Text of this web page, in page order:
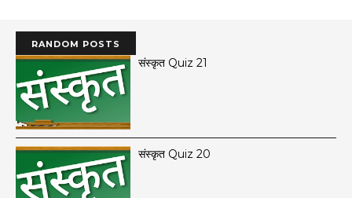
RANDOM POSTS
संस्कृत Quiz 21
संस्कृत Quiz 20